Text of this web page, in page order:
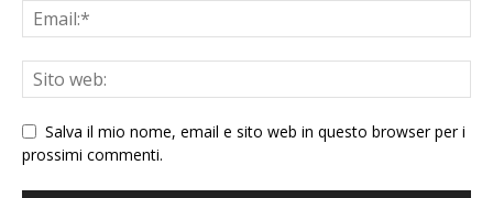
Salva il mio nome, email e sito web in questo browser per i
prossimi commenti.